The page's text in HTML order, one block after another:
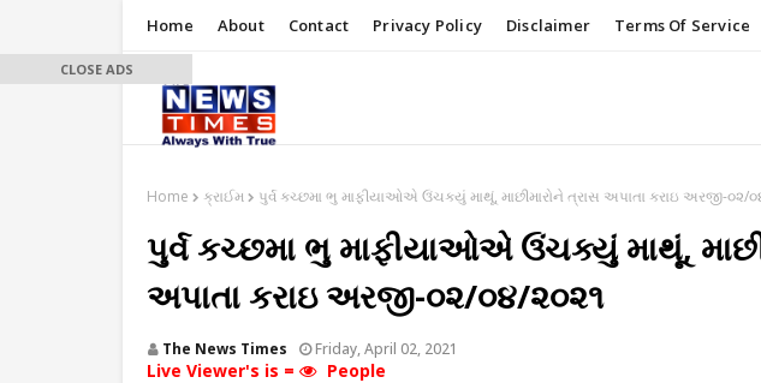
Home About Contact Privacy Policy Disclaimer Terms Of Service
Home ક્રાઈમ પુર્વ કચ્છમા ભુ માફીયાઓએ ઉંચક્યું માથૂં, માછીમારોને ત્રાસ અપાતા કરાઇ અરજી-૦૨/
પુર્વ કચ્છમા ભુ માફીયાઓએ ઉંચક્યું માથૂં,
અપાતા કરાઇ અરજી-૦૨/૦૪/૨૦૨૧
The News Times Friday, April 02, 2021
Live Viewer's is = People
CLOSE ADS